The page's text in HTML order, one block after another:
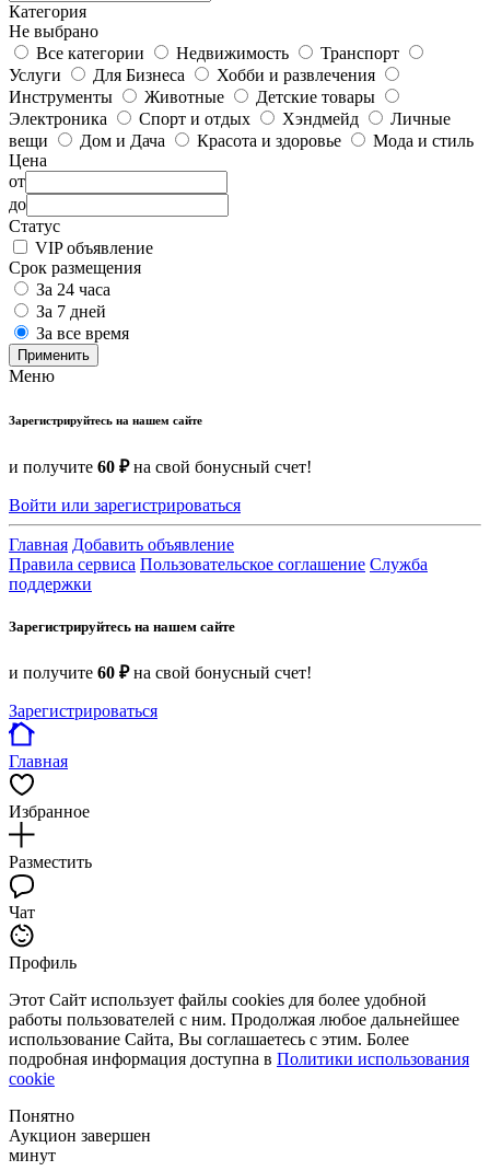
Категория
Не выбрано
Все категории
Недвижимость
Транспорт
Услуги
Для Бизнеса
Хобби и развлечения
Инструменты
Животные
Детские товары
Электроника
Спорт и отдых Хэндмейд
Личные
вещи
Дом и Дача Красота и здоровье
Мода и стиль
Цена
от
до
Статус
VIP объявление
Срок размещения
За 24 часа
За 7 дней
За все время
Применить
Меню
Зарегистрируйтесь на нашем сайте
и получите 60 ₽на свой бонусный счет!
Войти или зарегистрироваться
Главная Добавить объявление
Правила сервиса Пользовательское соглашение Служба
поддержки
Зарегистрируйтесь на нашем сайте
и получите 60 ₽на свой бонусный счет!
Зарегистрироваться
Главная
Избранное
Разместить
Чат
Профиль
Этот Сайт использует файлы cookies для более удобной
работы пользователей с ним. Продолжая любое дальнейшее
использование Сайта, Вы соглашаетесь с этим. Более
подробная информация доступна в Политики использования
cookie
Понятно
Аукцион завершен
минут